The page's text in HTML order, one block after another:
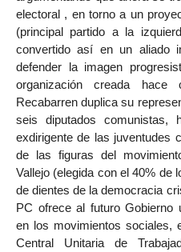
electoral , en torno a un
(principal partido a la
convertido así en un aliado
defender la imagen
organización creada
Recabarren duplica su
seis diputados comunistas,
exdirigente de las juventudes
de las figuras del
Vallejo (elegida con el 40% de
de dientes de la democracia
PC ofrece al futuro Gobierno
en los movimientos sociales,
Central Unitaria de